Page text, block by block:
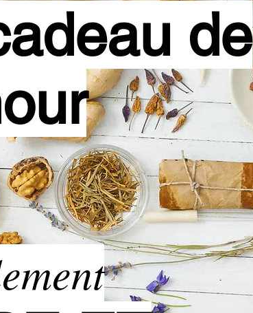
de